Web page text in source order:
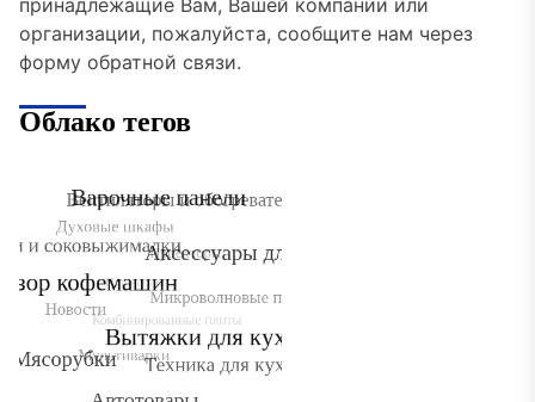
принадлежащие Вам, Вашей компании или
организации, пожалуйста, сообщите нам через
форму обратной связи.
Облако тегов